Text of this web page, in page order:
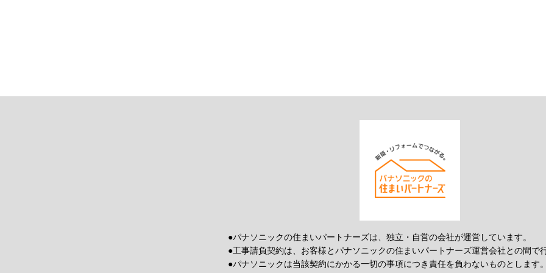
●パナソニックの住まいパートナーズは、独立・自営の会社が運営しています。
●工事請負契約は、お客様とパナソニックの住まいパートナーズ運営会社との間で
●パナソニックは当該契約にかかる一切の事項につき責任を負わないものとします。